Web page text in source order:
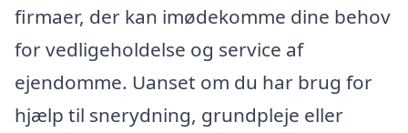
firmaer, der kan imødekomme dine behov
for vedligeholdelse og service af
ejendomme. Uanset om du har brug for
hjælp til snerydning, grundpleje eller